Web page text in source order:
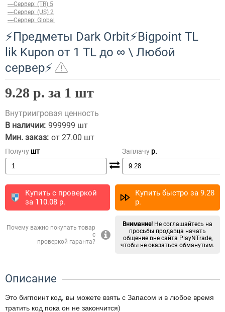
----Сервер: (TR) 5
----Сервер: (US) 2
----Сервер: Global
⚡Предметы Dark Orbit⚡Bigpoint TL
lik Kupon от 1 TL до ∞ \ Любой
сервер⚡
9.28 р. за 1 шт
Внутриигровая ценность
В наличии: 999999 шт
Мин. заказ: от 27.00 шт
Получу шт Заплачу p.
Купить с проверкой
за 110.08 p.
Купить быстро за 9.28
p.
Почему важно покупать товар
с
проверкой гаранта?
Внимание! Не соглашайтесь на
просьбы продавца начать
общение вне сайта PlayNTrade,
чтобы не оказаться обманутым.
Описание
Это бигпоинт код, вы можете взять с Запасом и в любое время
тратить код пока он не закончится)